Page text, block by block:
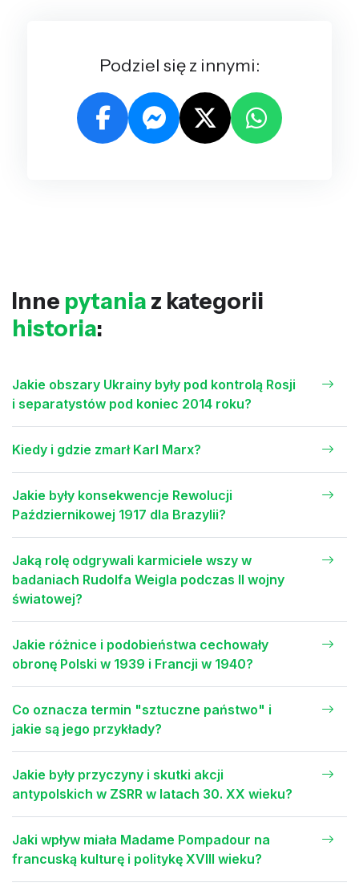
Podziel się z innymi:
Inne pytania z kategorii
historia:
Jakie obszary Ukrainy były pod kontrolą Rosji
i separatystów pod koniec 2014 roku?
Kiedy i gdzie zmarł Karl Marx?
Jakie były konsekwencje Rewolucji
Październikowej 1917 dla Brazylii?
Jaką rolę odgrywali karmiciele wszy w
badaniach Rudolfa Weigla podczas II wojny
światowej?
Jakie różnice i podobieństwa cechowały
obronę Polski w 1939 i Francji w 1940?
Co oznacza termin "sztuczne państwo" i
jakie są jego przykłady?
Jakie były przyczyny i skutki akcji
antypolskich w ZSRR w latach 30. XX wieku?
Jaki wpływ miała Madame Pompadour na
francuską kulturę i politykę XVIII wieku?